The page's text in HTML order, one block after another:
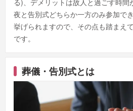
る)、デメリットは故人と過ごす時間
夜と告別式どちらか一方のみ参加で
挙げられますので、その点も踏まえ
です。
葬儀・告別式とは